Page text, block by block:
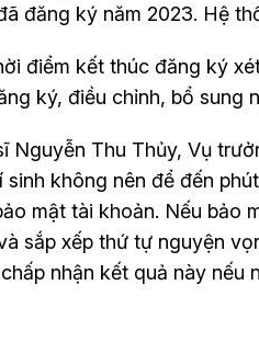
đăng ký năm 2023. Hệ
điểm kết thúc đăng ký
ký, điều chỉnh, bổ sung
Nguyễn Thu Thủy, Vụ
không nên để đến
mật tài khoản. Nếu
sắp xếp thứ tự nguyện
nhận kết quả này